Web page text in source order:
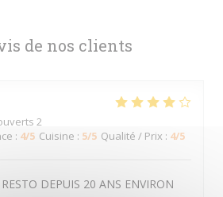
de nos clients
2
: 4/5 Cuisine : 5/5 Qualité / Prix : 4/5
DEPUIS 20 ANS ENVIRON